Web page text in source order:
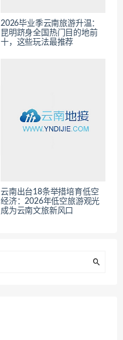
2026毕业季云南旅游升温：
昆明跻身全国热门目的地前
十，这些玩法最推荐
云南出台18条举措培育低空
经济：2026年低空旅游观光
成为云南文旅新风口